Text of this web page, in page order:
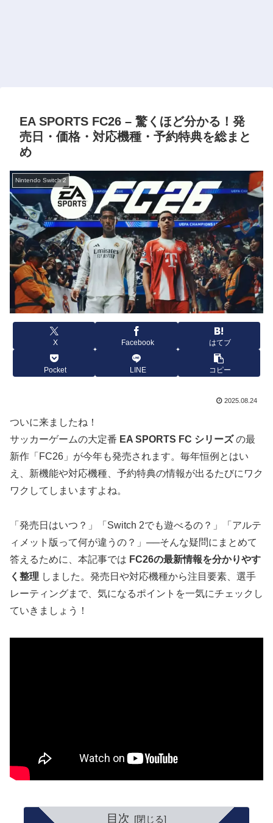
EA SPORTS FC26 – 驚くほど分かる！発
売日・価格・対応機種・予約特典を総まと
め
Nintendo Switch 2
X Facebook はてブ
Pocket LINE コピー
2025.08.24
ついに来ましたね！
サッカーゲームの大定番 EA SPORTS FC シリーズの最
新作「FC26」が今年も発売されます。毎年恒例とはい
え、新機能や対応機種、予約特典の情報が出るたびにワク
ワクしてしまいますよね。
「発売日はいつ？」「Switch 2でも遊べるの？」「アルテ
ィメット版って何が違うの？」──そんな疑問にまとめて
答えるために、本記事では FC26の最新情報を分かりやす
く整理 しました。発売日や対応機種から注目要素、選手
レーティングまで、気になるポイントを一気にチェックし
ていきましょう！
目次